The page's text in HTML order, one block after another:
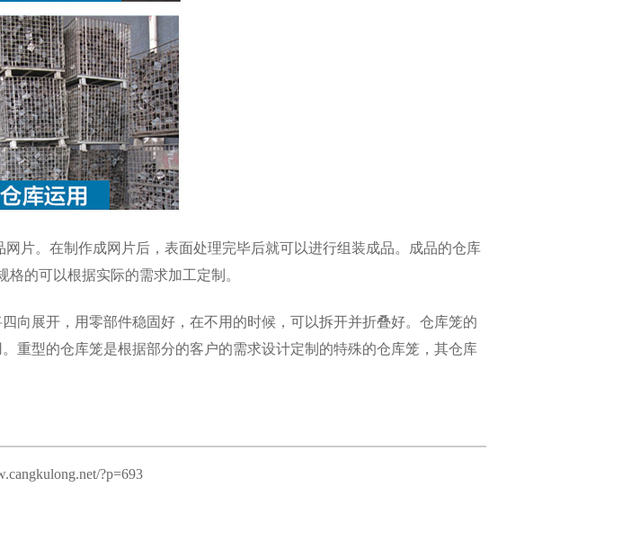
片。在制作成网片后，表面处理完毕后就可以进行组装成品。成品的仓库
格的可以根据实际的需求加工定制。
向展开，用零部件稳固好，在不用的时候，可以拆开并折叠好。仓库笼的
重型的仓库笼是根据部分的客户的需求设计定制的特殊的仓库笼，其仓库
?p=693